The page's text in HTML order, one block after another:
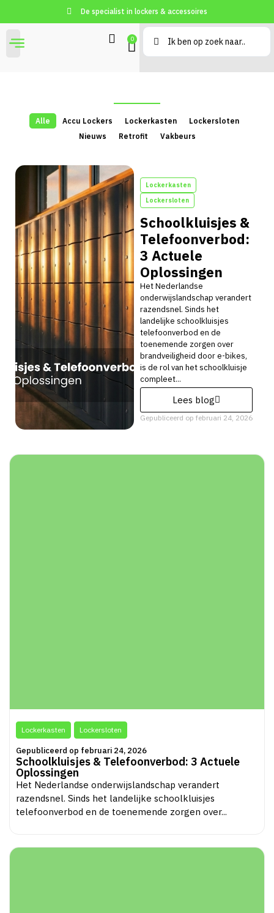
De specialist in lockers & accessoires
0
Accu Lockers Lockerkasten
Lockersloten
Nieuws
Retrofit Vakbeurs
Alle
Lockerkasten
Lockersloten
Schoolkluisjes &
Telefoonverbod:
3 Actuele
Oplossingen
Het Nederlandse
onderwijslandschap verandert
razendsnel. Sinds het
landelijke schoolkluisjes
telefoonverbod en de
toenemende zorgen over
brandveiligheid door e-bikes,
is de rol van het schoolkluisje
compleet...
Lees blog
Gepubliceerd op februari 24, 2026
Lockerkasten Lockersloten
Gepubliceerd op februari 24, 2026
Schoolkluisjes & Telefoonverbod: 3 Actuele
Oplossingen
Het Nederlandse onderwijslandschap verandert
razendsnel. Sinds het landelijke schoolkluisjes
telefoonverbod en de toenemende zorgen over...